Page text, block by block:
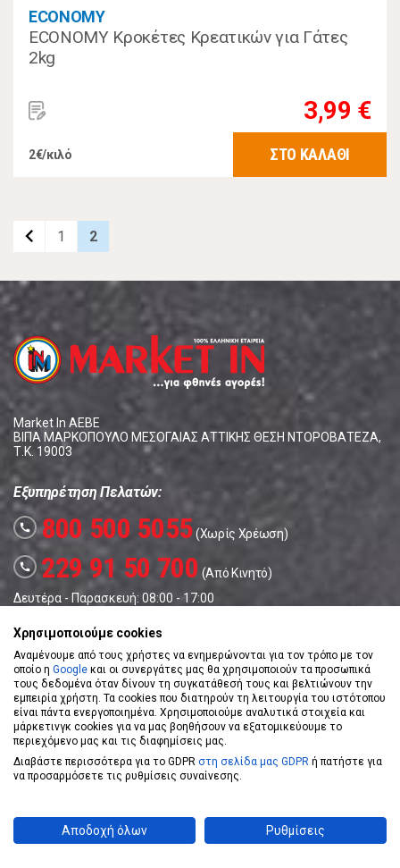
ECONOMY
ECONOMY Κροκέτες Κρεατικών για Γάτες
2kg
3,99 €
2€/κιλό ΣΤΟ ΚΑΛΑΘΙ
navigate_before 1 2
Market In ΑΕΒΕ
ΒΙΠΑ ΜΑΡΚΟΠΟΥΛΟ ΜΕΣΟΓΑΙΑΣ ΑΤΤΙΚΗΣ ΘΕΣΗ ΝΤΟΡΟΒΑΤΕΖΑ,
Τ.Κ. 19003
Εξυπηρέτηση Πελατών:
call 800 500 5055(Χωρίς Χρέωση)
call 229 91 50 700 (Από Κινητό)
Δευτέρα - Παρασκευή: 08:00 - 17:00
ΣΧΕΤΙΚΑ ΜΕ ΜΑΣ
Η Εταιρεία
Καταστήματα
Νέα
Υπηρεσίες Market In
Franchise
Χρησιμοποιούμε cookies
Αναμένουμε από τους χρήστες να ενημερώνονται για τον τρόπο με τον
οποίο η Google και οι συνεργάτες μας θα χρησιμοποιούν τα προσωπικά
τους δεδομένα όταν δίνουν τη συγκατάθεσή τους και βελτιώνουν την
εμπειρία χρήστη. Τα cookies που διατηρούν τη λειτουργία του ιστότοπου
είναι πάντα ενεργοποιημένα. Χρησιμοποιούμε αναλυτικά στοιχεία και
μάρκετινγκ cookies για να μας βοηθήσουν να εξατομικεύουμε το
περιεχόμενο μας και τις διαφημίσεις μας.
Διαβάστε περισσότερα για το GDPR στη σελίδα μας GDPR ή πατήστε για
να προσαρμόσετε τις ρυθμίσεις συναίνεσης.
Αποδοχή όλων Ρυθμίσεις